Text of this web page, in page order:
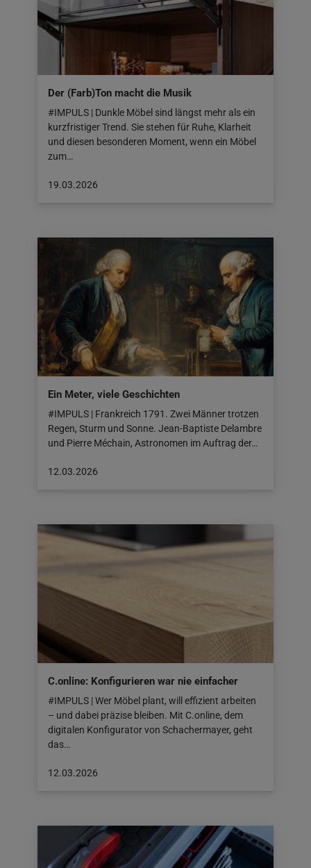
Der (Farb)Ton macht die Musik
#IMPULS | Dunkle Möbel sind längst mehr als ein
kurzfristiger Trend. Sie stehen für Ruhe, Klarheit
und diesen besonderen Moment, wenn ein Möbel
zum…
Beitrag
19.03.2026
Ein Meter, viele Geschichten
#IMPULS | Frankreich 1791. Zwei Männer trotzen
Regen, Sturm und Sonne. Jean-Baptiste Delambre
und Pierre Méchain, Astronomen im Auftrag der…
Beitrag
12.03.2026
C.online: Konfigurieren war nie einfacher
#IMPULS | Wer Möbel plant, will effizient arbeiten
– und dabei präzise bleiben. Mit C.online, dem
digitalen Konfigurator von Schachermayer, geht
das…
Beitrag
12.03.2026